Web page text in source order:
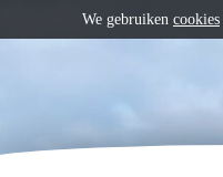
We gebruiken cookies